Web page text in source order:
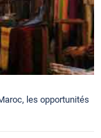
les opportunités